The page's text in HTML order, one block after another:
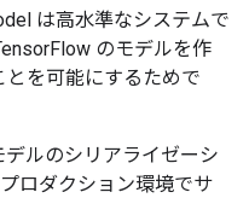
は高水準なシステムで
のモデルを作
を可能にするためで
ルのシリアライゼーシ
ロダクション環境でサ